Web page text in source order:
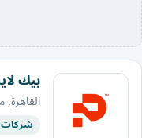
بيك
شركات